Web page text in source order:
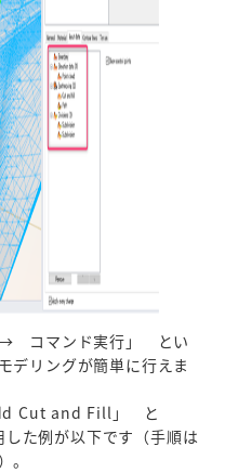
→ コマンド実行」 とい
デリングが簡単に行えま
Cut and Fill」 と
た例が以下です（手順は